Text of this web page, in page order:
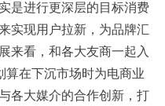
是进行更深层的目标消费
实现用户拉新，为品牌汇
来看，和各大友商一起入
算在下沉市场时为电商业
各大媒介的合作创新，打